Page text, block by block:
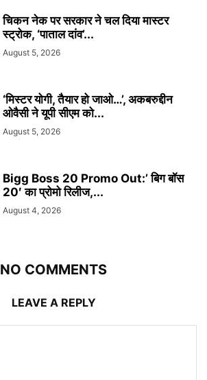
चिकन नेक पर सरकार ने चल दिया मास्टर
स्ट्रोक, ‘पाताल दांव’...
August 5, 2026
‘मिस्टर योगी, तैयार हो जाओ…’, अकबरुद्दीन
ओवैसी ने यूपी सीएम को...
August 5, 2026
Bigg Boss 20 Promo Out:’ बिग बॉस
20′ का प्रोमो रिलीज,...
August 4, 2026
NO COMMENTS
LEAVE A REPLY